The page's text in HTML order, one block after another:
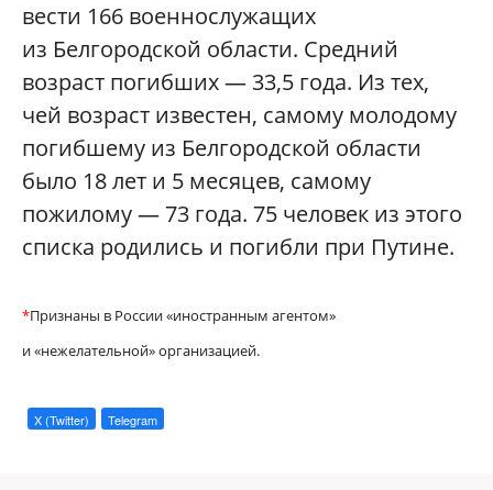
вести 166 военнослужащих
из Белгородской области. Средний
возраст погибших — 33,5 года. Из тех,
чей возраст известен, самому молодому
погибшему из Белгородской области
было 18 лет и 5 месяцев, самому
пожилому — 73 года. 75 человек из этого
списка родились и погибли при Путине.
*Признаны в России «иностранным агентом»
и «нежелательной» организацией.
X (Twitter) Telegram